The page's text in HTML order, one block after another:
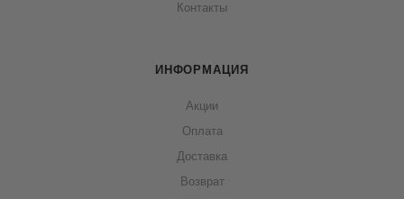
Контакты
ИНФОРМАЦИЯ
Акции
Оплата
Доставка
Возврат